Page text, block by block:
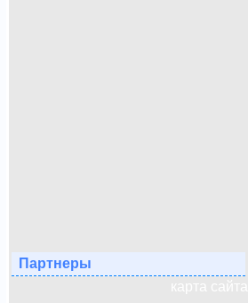
Партнеры